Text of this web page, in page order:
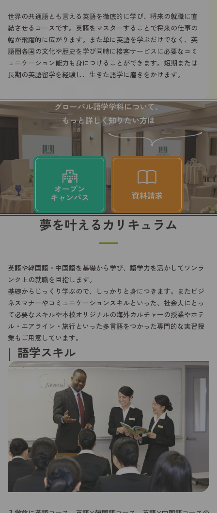
世界の共通語とも言える英語を徹底的に学び、将来の就職に直
結させるコースです。英語をマスターすることで将来の仕事の
幅が飛躍的に広がります。また単に英語を学ぶだけでなく、英
語圏各国の文化や歴史を学び同時に接客サービスに必要なコミ
ュニケーション能力も身につけることができます。短期または
長期の英語留学を経験し、生きた語学に磨きをかけます。
グローバル語学学科について、
もっと詳しく知りたい方は
夢を叶えるカリキュラム
英語や韓国語・中国語を基礎から学び、語学力を活かしてワンラ
ンク上の就職を目指します。
基礎からじっくり学ぶので、しっかりと身につきます。またビジ
ネスマナーやコミュニケーションスキルといった、社会人にとっ
て必要なスキルや本校オリジナルの海外カルチャーの授業やホテ
ル・エアライン・旅行といった多言語をつかった専門的な実習授
業もご用意しています。
語学スキル